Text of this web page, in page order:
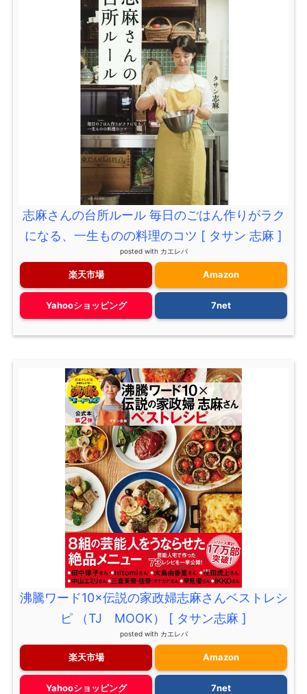
志麻さんの台所ルール 毎日のごはん作りがラク
になる、一生ものの料理のコツ [ タサン 志麻 ]
posted with カエレバ
楽天市場 Amazon
Yahooショッピング 7net
沸騰ワード10×伝説の家政婦志麻さんベストレシ
ピ （TJ MOOK） [ タサン志麻 ]
posted with カエレバ
楽天市場 Amazon
Yahooショッピング 7net